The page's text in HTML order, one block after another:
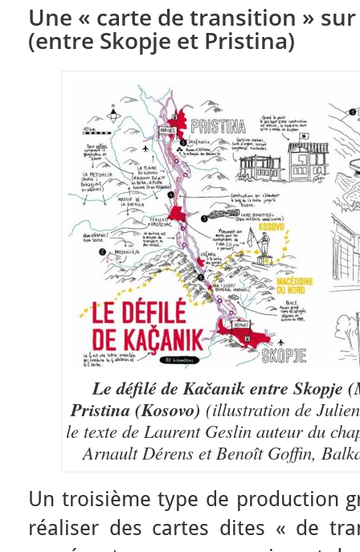
Une « carte de transition »
(entre Skopje et Pristina)
Le défilé de Kačanik entre Skopje
Pristina (Kosovo) (illustration de
le texte de Laurent Geslin auteur du
Arnault Dérens et Benoît Goffin,
Un troisième type de production
réaliser des cartes dites « de